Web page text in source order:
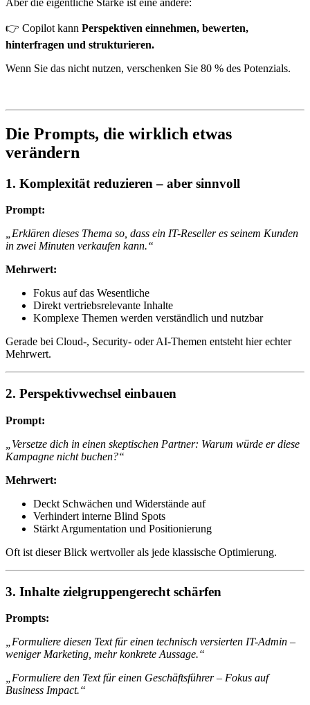
👉 Copilot kann Perspektiven einnehmen, bewerten,
hinterfragen und strukturieren.
Wenn Sie das nicht nutzen, verschenken Sie 80 % des Potenzials.
Die Prompts, die wirklich etwas
verändern
1. Komplexität reduzieren – aber sinnvoll
Prompt:
„Erklären dieses Thema so, dass ein IT-Reseller es seinem Kunden
in zwei Minuten verkaufen kann.“
Mehrwert:
Fokus auf das Wesentliche
Direkt vertriebsrelevante Inhalte
Komplexe Themen werden verständlich und nutzbar
Gerade bei Cloud-, Security- oder AI-Themen entsteht hier echter
Mehrwert.
2. Perspektivwechsel einbauen
Prompt:
„Versetze dich in einen skeptischen Partner: Warum würde er diese
Kampagne nicht buchen?“
Mehrwert:
Deckt Schwächen und Widerstände auf
Verhindert interne Blind Spots
Stärkt Argumentation und Positionierung
Oft ist dieser Blick wertvoller als jede klassische Optimierung.
3. Inhalte zielgruppengerecht schärfen
Prompts:
„Formuliere diesen Text für einen technisch versierten IT-Admin –
weniger Marketing, mehr konkrete Aussage.“
„Formuliere den Text für einen Geschäftsführer – Fokus auf
Business Impact.“